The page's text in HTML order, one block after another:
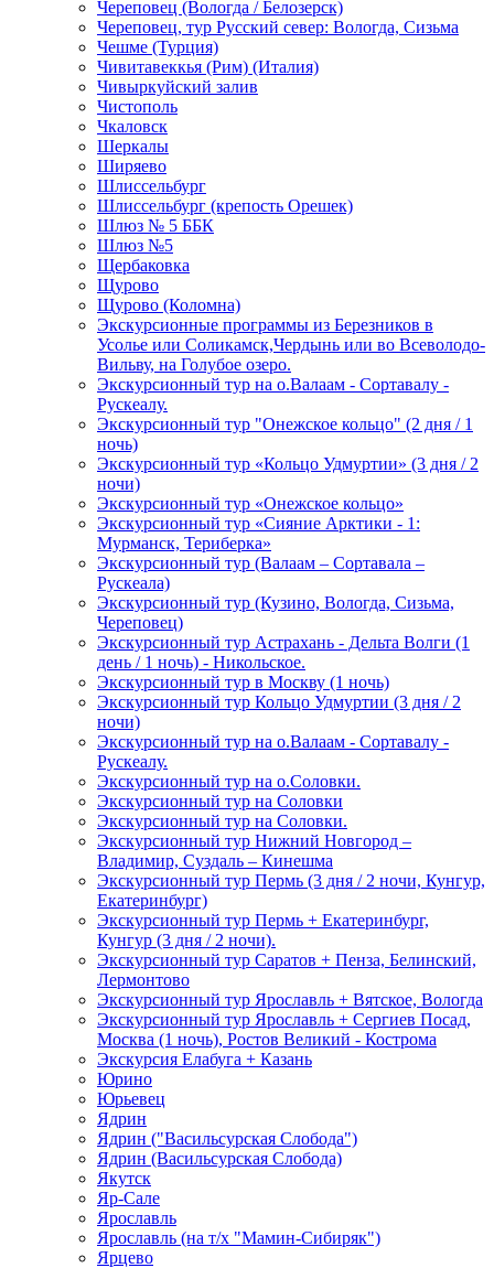
Череповец (Вологда / Белозерск)
Череповец, тур Русский север: Вологда, Сизьма
Чешме (Турция)
Чивитавеккья (Рим) (Италия)
Чивыркуйский залив
Чистополь
Чкаловск
Шеркалы
Ширяево
Шлиссельбург
Шлиссельбург (крепость Орешек)
Шлюз № 5 ББК
Шлюз №5
Щербаковка
Щурово
Щурово (Коломна)
Экскурсионные программы из Березников в
Усолье или Соликамск,Чердынь или во Всеволодо-
Вильву, на Голубое озеро.
Экскурсионный тур на о.Валаам - Сортавалу -
Рускеалу.
Экскурсионный тур "Онежское кольцо" (2 дня / 1
ночь)
Экскурсионный тур «Кольцо Удмуртии» (3 дня / 2
ночи)
Экскурсионный тур «Онежское кольцо»
Экскурсионный тур «Сияние Арктики - 1:
Мурманск, Териберка»
Экскурсионный тур (Валаам – Сортавала –
Рускеала)
Экскурсионный тур (Кузино, Вологда, Сизьма,
Череповец)
Экскурсионный тур Астрахань - Дельта Волги (1
день / 1 ночь) - Никольское.
Экскурсионный тур в Москву (1 ночь)
Экскурсионный тур Кольцо Удмуртии (3 дня / 2
ночи)
Экскурсионный тур на о.Валаам - Сортавалу -
Рускеалу.
Экскурсионный тур на о.Соловки.
Экскурсионный тур на Соловки
Экскурсионный тур на Соловки.
Экскурсионный тур Нижний Новгород –
Владимир, Суздаль – Кинешма
Экскурсионный тур Пермь (3 дня / 2 ночи, Кунгур,
Екатеринбург)
Экскурсионный тур Пермь + Екатеринбург,
Кунгур (3 дня / 2 ночи).
Экскурсионный тур Саратов + Пенза, Белинский,
Лермонтово
Экскурсионный тур Ярославль + Вятское, Вологда
Экскурсионный тур Ярославль + Сергиев Посад,
Москва (1 ночь), Ростов Великий - Кострома
Экскурсия Елабуга + Казань
Юрино
Юрьевец
Ядрин
Ядрин ("Васильсурская Слобода")
Ядрин (Васильсурская Слобода)
Якутск
Яр-Сале
Ярославль
Ярославль (на т/х "Мамин-Сибиряк")
Ярцево